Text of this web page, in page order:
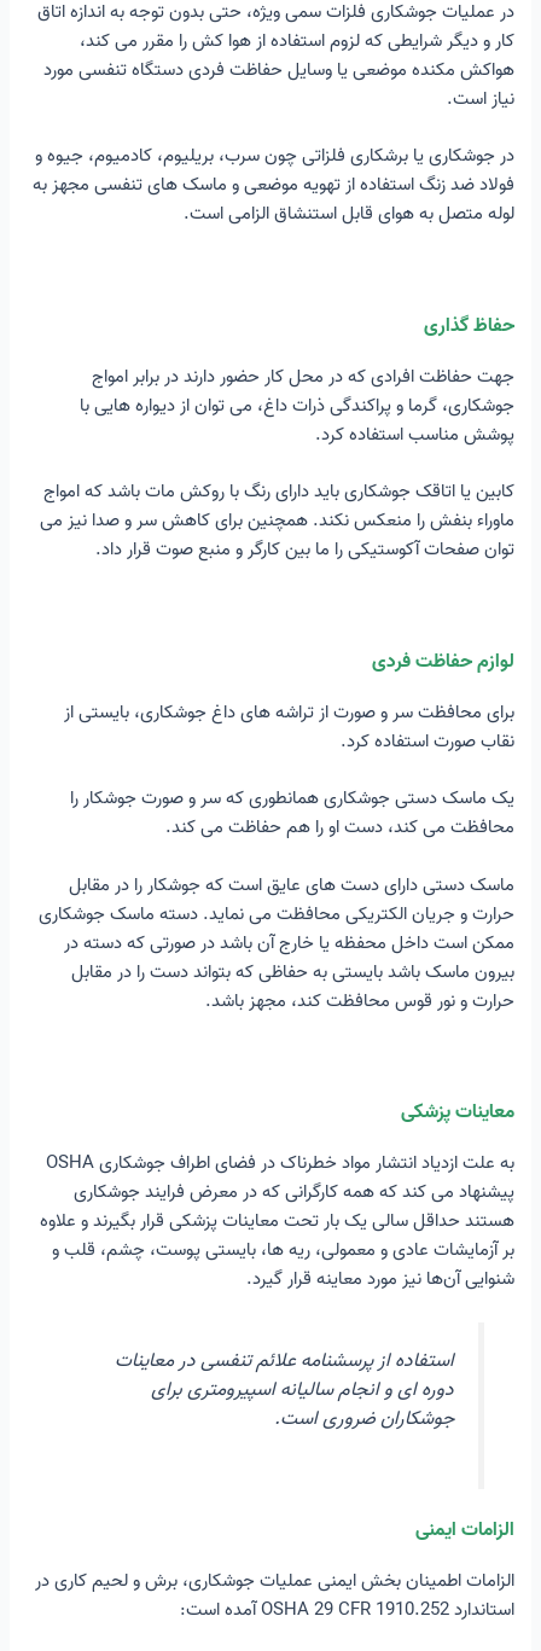
در عملیات جوشکاری فلزات سمی ویژه، حتی بدون توجه به اندازه اتاق
کار و دیگر شرایطی که لزوم استفاده از هوا کش را مقرر می کند،
هواکش مکنده موضعی یا وسایل حفاظت فردی دستگاه تنفسی مورد
نیاز است.
در جوشکاری یا برشکاری فلزاتی چون سرب، بریلیوم، کادمیوم، جیوه و
فولاد ضد زنگ استفاده از تهویه موضعی و ماسک های تنفسی مجهز به
لوله متصل به هوای قابل استنشاق الزامی است.
حفاظ گذاری
جهت حفاظت افرادی که در محل کار حضور دارند در برابر امواج
جوشکاری، گرما و پراکندگی ذرات داغ، می توان از دیواره هایی با
پوشش مناسب استفاده کرد.
کابین یا اتاقک جوشکاری باید دارای رنگ با روکش مات باشد که امواج
ماوراء بنفش را منعکس نکند. همچنین برای کاهش سر و صدا نیز می
توان صفحات آکوستیکی را ما بین کارگر و منبع صوت قرار داد.
لوازم حفاظت فردی
برای محافظت سر و صورت از تراشه های داغ جوشکاری، بایستی از
نقاب صورت استفاده کرد.
یک ماسک دستی جوشکاری همانطوری که سر و صورت جوشکار را
محافظت می کند، دست او را هم حفاظت می کند.
ماسک دستی دارای دست های عایق است که جوشکار را در مقابل
حرارت و جریان الکتریکی محافظت می نماید. دسته ماسک جوشکاری
ممکن است داخل محفظه یا خارج آن باشد در صورتی که دسته در
بیرون ماسک باشد بایستی به حفاظی که بتواند دست را در مقابل
حرارت و نور قوس محافظت کند، مجهز باشد.
معاینات پزشکی
به علت ازدیاد انتشار مواد خطرناک در فضای اطراف جوشکاری OSHA
پیشنهاد می کند که همه کارگرانی که در معرض فرایند جوشکاری
هستند حداقل سالی یک بار تحت معاینات پزشکی قرار بگیرند و علاوه
بر آزمایشات عادی و معمولی، ریه ها، بایستی پوست، چشم، قلب و
شنوایی آن‌ها نیز مورد معاینه قرار گیرد.
استفاده از پرسشنامه علائم تنفسی در معاینات
دوره ای و انجام سالیانه اسپیرومتری برای
جوشکاران ضروری است.
الزامات ایمنی
الزامات اطمینان بخش ایمنی عملیات جوشکاری، برش و لحیم کاری در
استاندارد OSHA 29 CFR 1910.252 آمده است: